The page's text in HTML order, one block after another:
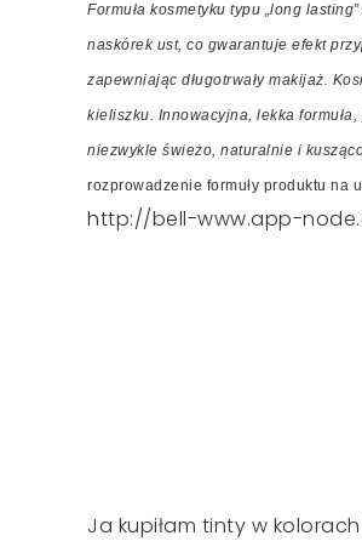
Formuła kosmetyku typu „long
naskórek ust, co gwarantuje efekt
zapewniając długotrwały makijaż.
kieliszku. Innowacyjna, lekka
niezwykle świeżo, naturalnie i
rozprowadzenie formuły produktu na
http://bell-www.app-
Ja kupiłam tinty w kolorach